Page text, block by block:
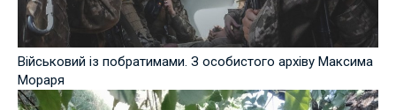
Військовий із побратимами. З особистого архіву Максима
Мораря